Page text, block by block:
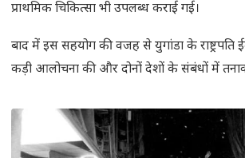
प्राथमिक चिकित्सा भी उपलब्ध कराई गई।
बाद में इस सहयोग की वजह से युगांडा के राष्ट्रपति
कड़ी आलोचना की और दोनों देशों के संबंधों में